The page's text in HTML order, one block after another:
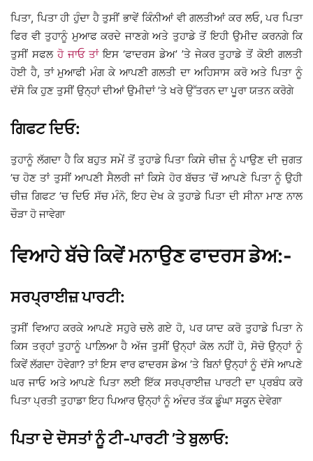
ਪਿਤਾ, ਪਿਤਾ ਹੀ ਹੁੰਦਾ ਹੈ ਤੁਸੀਂ ਭਾਵੇਂ ਕਿੰਨੀਆਂ ਵੀ ਗਲਤੀਆਂ ਕਰ ਲਓ, ਪਰ ਪਿਤਾ
ਫਿਰ ਵੀ ਤੁਹਾਨੂੰ ਮੁਆਫ ਕਰਦੇ ਜਾਣਗੇ ਅਤੇ ਤੁਹਾਡੇ ਤੋਂ ਇਹੀ ਉਮੀਦ ਕਰਨਗੇ ਕਿ
ਤੁਸੀਂ ਸਫਲ ਹੋ ਜਾਓ ਤਾਂਇਸ ‘ਫਾਦਰਸ ਡੇਅ’ ’ਤੇ ਜੇਕਰ ਤੁਹਾਡੇ ਤੋਂ ਕੋਈ ਗਲਤੀ
ਹੋਈ ਹੈ, ਤਾਂ ਮੁਆਫੀ ਮੰਗ ਕੇ ਆਪਣੀ ਗਲਤੀ ਦਾ ਅਹਿਸਾਸ ਕਰੋ ਅਤੇ ਪਿਤਾ ਨੂੰ
ਦੱਸੋ ਕਿ ਹੁਣ ਤੁਸੀਂ ਉਨ੍ਹਾਂ ਦੀਆਂ ਉਮੀਦਾਂ ’ਤੇ ਖਰੇ ਉੱਤਰਨ ਦਾ ਪੂਰਾ ਯਤਨ ਕਰੋਗੇ
ਗਿਫਟ ਦਿਓ:
ਤੁਹਾਨੂੰ ਲੱਗਦਾ ਹੈ ਕਿ ਬਹੁਤ ਸਮੇਂ ਤੋਂ ਤੁਹਾਡੇ ਪਿਤਾ ਕਿਸੇ ਚੀਜ਼ ਨੂੰ ਪਾਉਣ ਦੀ ਜੁਗਤ
’ਚ ਹੋਣ ਤਾਂ ਤੁਸੀਂ ਆਪਣੀ ਸੈਲਰੀ ਜਾਂ ਕਿਸੇ ਹੋਰ ਬੱਚਤ ’ਚੋਂ ਆਪਣੇ ਪਿਤਾ ਨੂੰ ਉਹੀ
ਚੀਜ਼ ਗਿਫਟ ’ਚ ਦਿਓ ਸੱਚ ਮੰਨੋ, ਇਹ ਦੇਖ ਕੇ ਤੁਹਾਡੇ ਪਿਤਾ ਦੀ ਸੀਨਾ ਮਾਣ ਨਾਲ
ਚੌੜਾ ਹੋ ਜਾਵੇਗਾ
ਵਿਆਹੇ ਬੱਚੇ ਕਿਵੇਂ ਮਨਾਉਣ ਫਾਦਰਸ ਡੇਅ:-
ਸਰਪ੍ਰਾਈਜ਼ ਪਾਰਟੀ:
ਤੁਸੀਂ ਵਿਆਹ ਕਰਕੇ ਆਪਣੇ ਸਹੁਰੇ ਚਲੇ ਗਏ ਹੋ, ਪਰ ਯਾਦ ਕਰੋ ਤੁਹਾਡੇ ਪਿਤਾ ਨੇ
ਕਿਸ ਤਰ੍ਹਾਂ ਤੁਹਾਨੂੰ ਪਾਲ਼ਿਆ ਹੈ ਅੱਜ ਤੁਸੀਂ ਉਨ੍ਹਾਂ ਕੋਲ ਨਹੀਂ ਹੋ, ਸੋਚੋ ਉਨ੍ਹਾਂ ਨੂੰ
ਕਿਵੇਂ ਲੱਗਦਾ ਹੋਵੇਗਾ? ਤਾਂ ਇਸ ਵਾਰ ਫਾਦਰਸ ਡੇਅ ’ਤੇ ਬਿਨਾਂ ਉਨ੍ਹਾਂ ਨੂੰ ਦੱਸੇ ਆਪਣੇ
ਘਰ ਜਾਓ ਅਤੇ ਆਪਣੇ ਪਿਤਾ ਲਈ ਇੱਕ ਸਰਪ੍ਰਾਈਜ਼ ਪਾਰਟੀ ਦਾ ਪ੍ਰਬੰਧ ਕਰੋ
ਪਿਤਾ ਪ੍ਰਤੀ ਤੁਹਾਡਾ ਇਹ ਪਿਆਰ ਉਨ੍ਹਾਂ ਨੂੰ ਅੰਦਰ ਤੱਕ ਡੂੰਘਾ ਸਕੂਨ ਦੇਵੇਗਾ
ਪਿਤਾ ਦੇ ਦੋਸਤਾਂ ਨੂੰ ਟੀ-ਪਾਰਟੀ ’ਤੇ ਬੁਲਾਓ: